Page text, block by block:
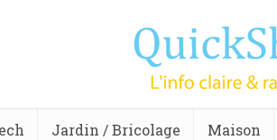
Jardin / Bricolage Maison